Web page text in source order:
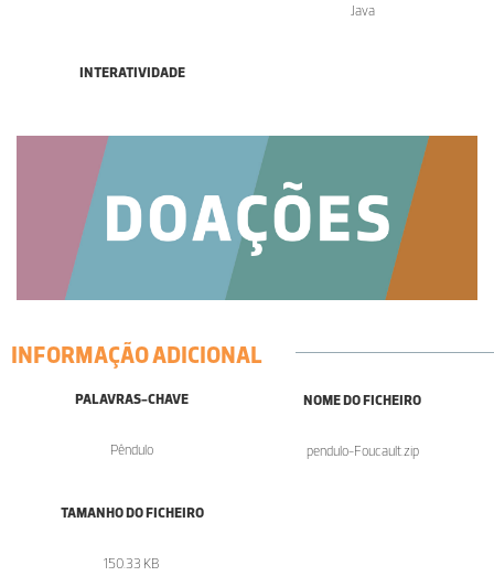
Java
INTERATIVIDADE
INFORMAÇÃO ADICIONAL
PALAVRAS-CHAVE
Pêndulo
NOME DO FICHEIRO
pendulo-Foucault.zip
TAMANHO DO FICHEIRO
150.33 KB